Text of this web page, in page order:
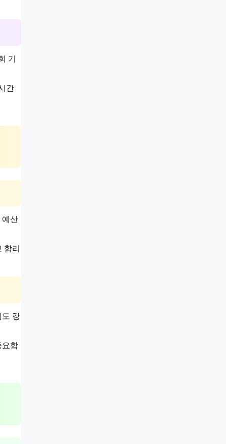
기
간
예산
합리
도 강
요합